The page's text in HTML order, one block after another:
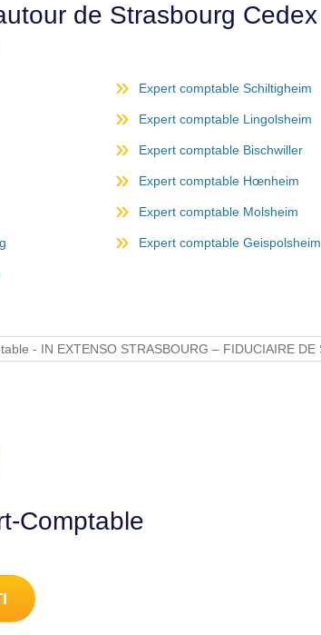
de Strasbourg Cedex
Expert comptable Schiltigheim
Expert comptable Lingolsheim
Expert comptable Bischwiller
Expert comptable Hœnheim
Expert comptable Molsheim
Expert comptable Geispolsheim
- IN EXTENSO STRASBOURG – FIDUCIAIRE DE
Comptable